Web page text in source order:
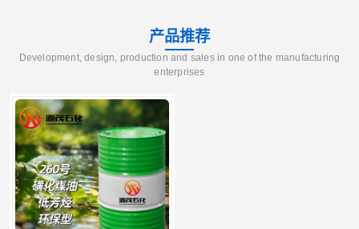
产品推荐
Development, design, production and sales in one of the manufacturing
enterprises